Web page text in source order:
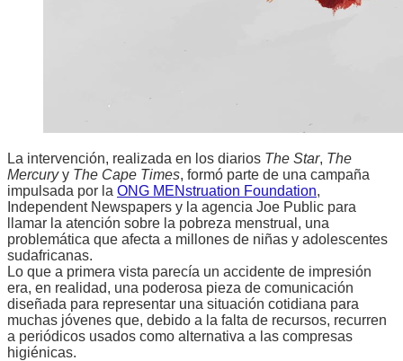
La intervención, realizada en los diarios The Star, The
Mercuryy The Cape Times, formó parte de una campaña
impulsada por la ONG MENstruation Foundation,
Independent Newspapers y la agencia Joe Public para
llamar la atención sobre la pobreza menstrual, una
problemática que afecta a millones de niñas y adolescentes
sudafricanas.
Lo que a primera vista parecía un accidente de impresión
era, en realidad, una poderosa pieza de comunicación
diseñada para representar una situación cotidiana para
muchas jóvenes que, debido a la falta de recursos, recurren
a periódicos usados como alternativa a las compresas
higiénicas.